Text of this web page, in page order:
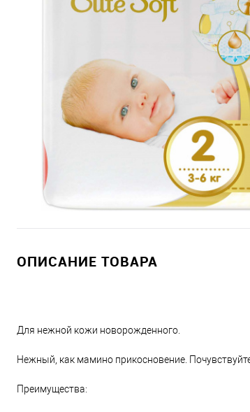
ОПИСАНИЕ ТОВАРА
Для нежной кожи новорожденного.
Нежный, как мамино прикосновение.
Преимущества: